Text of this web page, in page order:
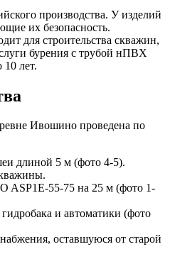
производства. У изделий
их безопасность.
для строительства скважин,
бурения с трубой нПВХ
10 лет.
Ивошино проведена по
длиной 5 м (фото 4-5).
ASP1E-55-75 на 25 м (фото 1-
и автоматики (фото
оставшуюся от старой